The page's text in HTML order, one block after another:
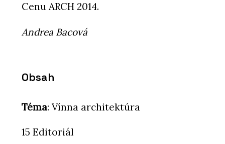
Cenu ARCH 2014.
Andrea Bacová
Obsah
Téma: Vínna architektúra
15 Editoriál